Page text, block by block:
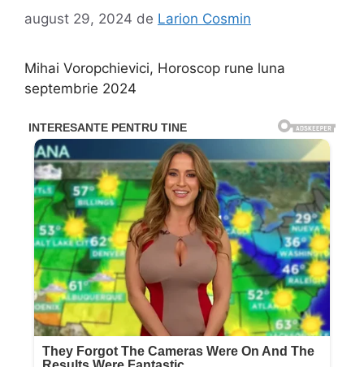
august 29, 2024 de Larion Cosmin
Mihai Voropchievici, Horoscop rune luna
septembrie 2024